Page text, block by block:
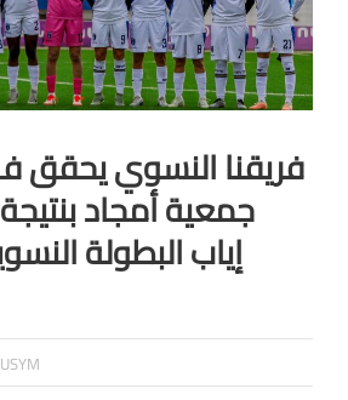
فريقنا النسوي يحقق
إياب البطولة
USYM